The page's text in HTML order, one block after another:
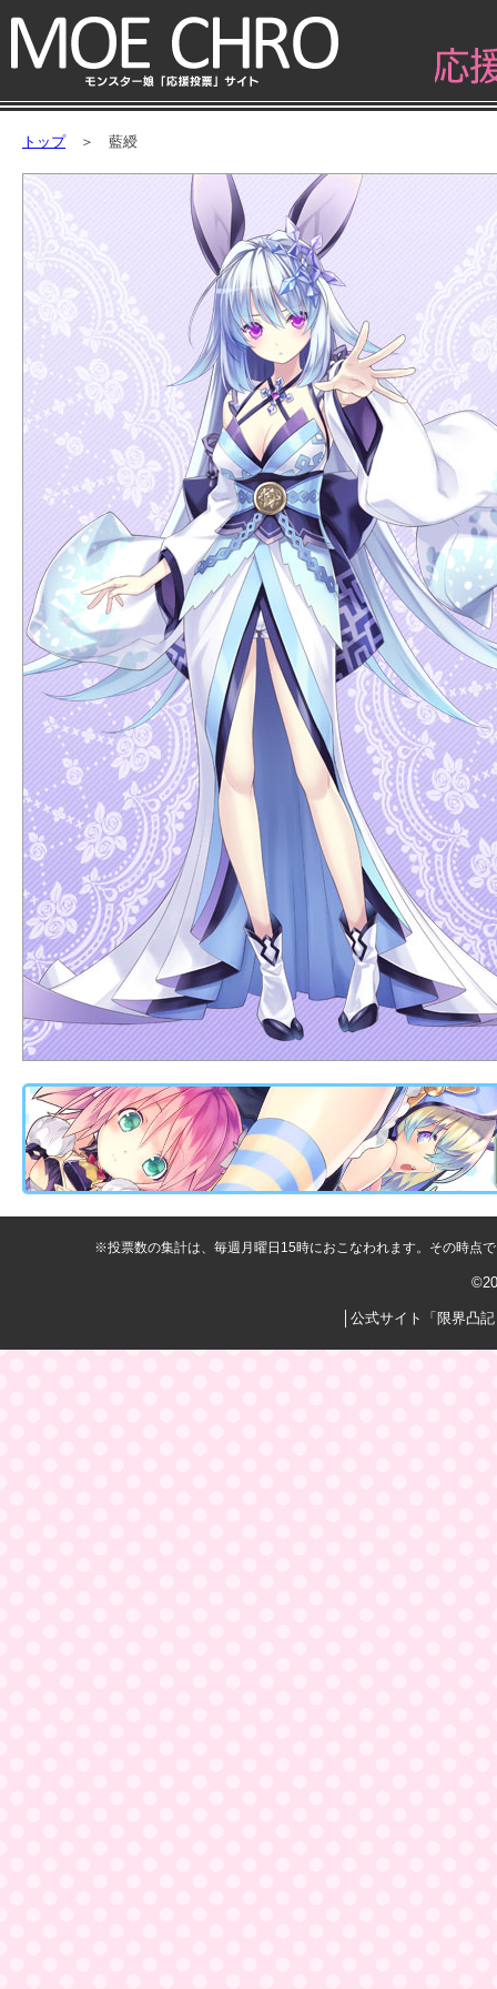
トップ＞ 藍綬
※投票数の集計は、毎週月曜日15時におこなわれます。その時点
│公式サイト「限界凸